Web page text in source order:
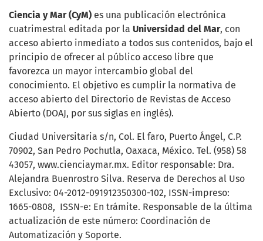
Ciencia y Mar (CyM) es una publicación electrónica
cuatrimestral editada por la Universidad del Mar, con
acceso abierto inmediato a todos sus contenidos, bajo el
principio de ofrecer al público acceso libre que
favorezca un mayor intercambio global del
conocimiento. El objetivo es cumplir la normativa de
acceso abierto del Directorio de Revistas de Acceso
Abierto (DOAJ, por sus siglas en inglés).
Ciudad Universitaria s/n, Col. El faro, Puerto Ángel, C.P.
70902, San Pedro Pochutla, Oaxaca, México. Tel. (958) 58
43057, www.cienciaymar.mx. Editor responsable: Dra.
Alejandra Buenrostro Silva. Reserva de Derechos al Uso
Exclusivo: 04-2012-091912350300-102, ISSN-impreso:
1665-0808, ISSN-e: En trámite. Responsable de la última
actualización de este número: Coordinación de
Automatización y Soporte.